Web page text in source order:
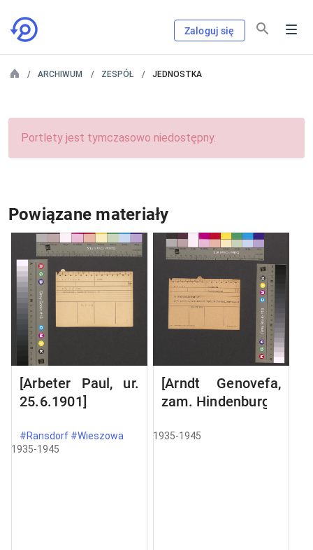
Zaloguj się
ARCHIWUM ZESPÓŁ JEDNOSTKA
Portlety jest tymczasowo niedostępny.
Powiązane materiały
[Arbeter Paul, ur.
25.6.1901]
#Ransdorf #Wieszowa
1935-1945
[Arndt Genovefa,
zam. Hindenburg]
1935-1945